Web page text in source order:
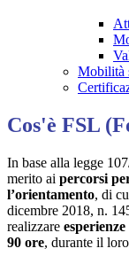
Mobilità
Cos'è FSL
In base alla legge
merito ai percorsi
l’orientamento, di
dicembre 2018, n.
realizzare
90 ore, durante il